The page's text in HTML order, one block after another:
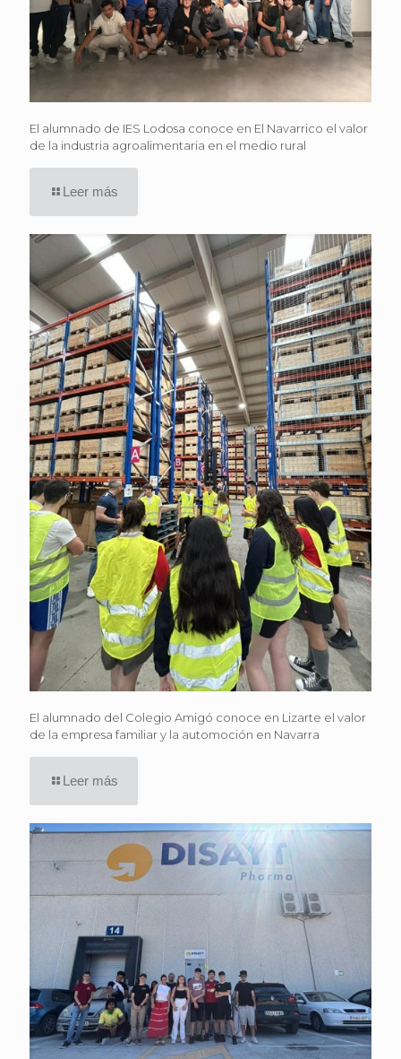
El alumnado de IES Lodosa conoce en El Navarrico el valor
de la industria agroalimentaria en el medio rural
Leer más
El alumnado del Colegio Amigó conoce en Lizarte el valor
de la empresa familiar y la automoción en Navarra
Leer más